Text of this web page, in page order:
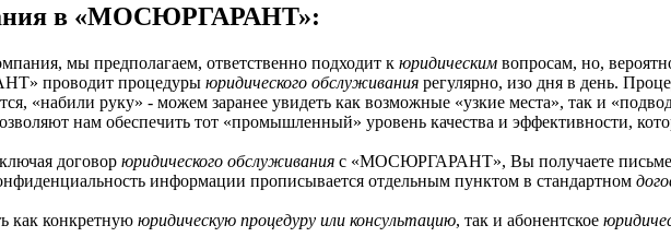
в «МОСЮРГАРАНТ»:
мы предполагаем, ответственно подходит к юридическим вопросам, но,
проводит процедуры юридического обслуживания регулярно, изо дня в день.
«набили руку» - можем заранее увидеть как возможные «узкие места», так и
нам обеспечить тот «промышленный» уровень качества и эффективности,
договор юридического обслуживания с «МОСЮРГАРАНТ», Вы получаете
информации прописывается отдельным пунктом в стандартном
как конкретную юридическую процедуру или консультацию, так и абонентское